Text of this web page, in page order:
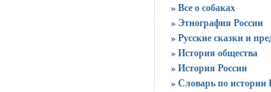
» Все о собаках
» Этнография России
» Русские сказки и
» История общества
» История России
» Словарь по истории